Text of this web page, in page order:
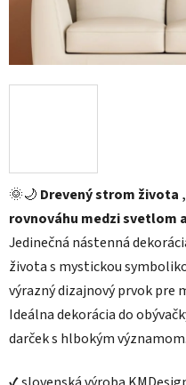
🌞🌙 Drevený strom života
rovnováhu medzi svetlom
Jedinečná nástenná
života s mystickou
výrazný dizajnový prvok pre
Ideálna dekorácia do
darček s hlbokým významom.